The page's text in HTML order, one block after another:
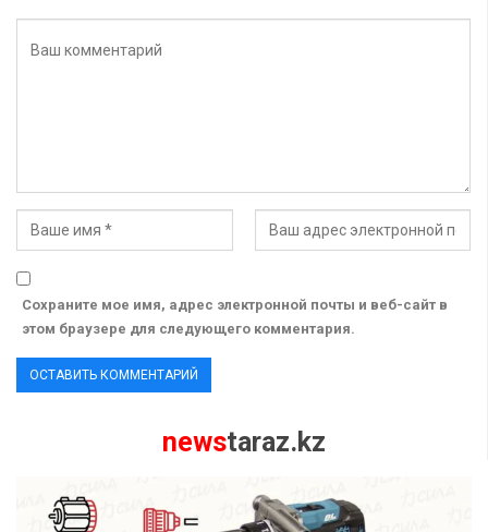
Сохраните мое имя, адрес электронной почты и веб-сайт в
этом браузере для следующего комментария.
newstaraz.kz